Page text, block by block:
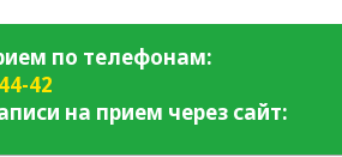
по телефонам:
42
на прием через сайт: